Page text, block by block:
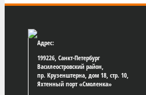
Адрес:
199226, Санкт-Петербург
Василеостровский район,
пр. Крузенштерна, дом 18, стр. 10,
Яхтенный порт «Смоленка»